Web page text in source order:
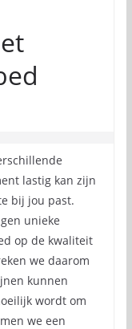
lastig kan zijn
bij jou past.
unieke
op de kwaliteit
we daarom
kunnen
wordt om
we een